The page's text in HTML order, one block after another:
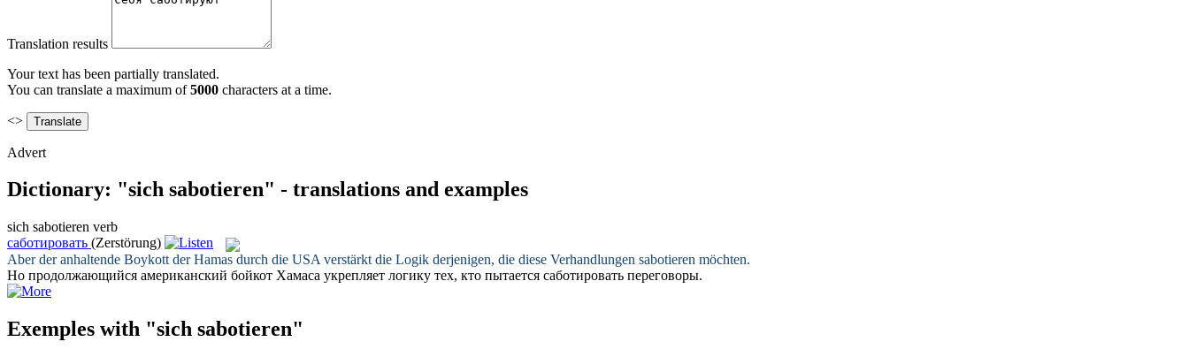
Translation results
Your text has been partially translated.
You can translate a maximum of5000 characters at a time.
<>
Advert
Dictionary: "sich sabotieren" - translations and examples
sich sabotieren verb
саботировать (Zerstörung)
Aber der anhaltende Boykott der Hamas durch die USA verstärkt die Logik derjenigen, die diese Verhandlungen sabotieren möchten.
Но продолжающийся американский бойкот Хамаса укрепляет логику тех, кто пытается саботировать переговоры.
Exemples with "sich sabotieren"